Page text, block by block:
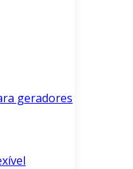
geradores